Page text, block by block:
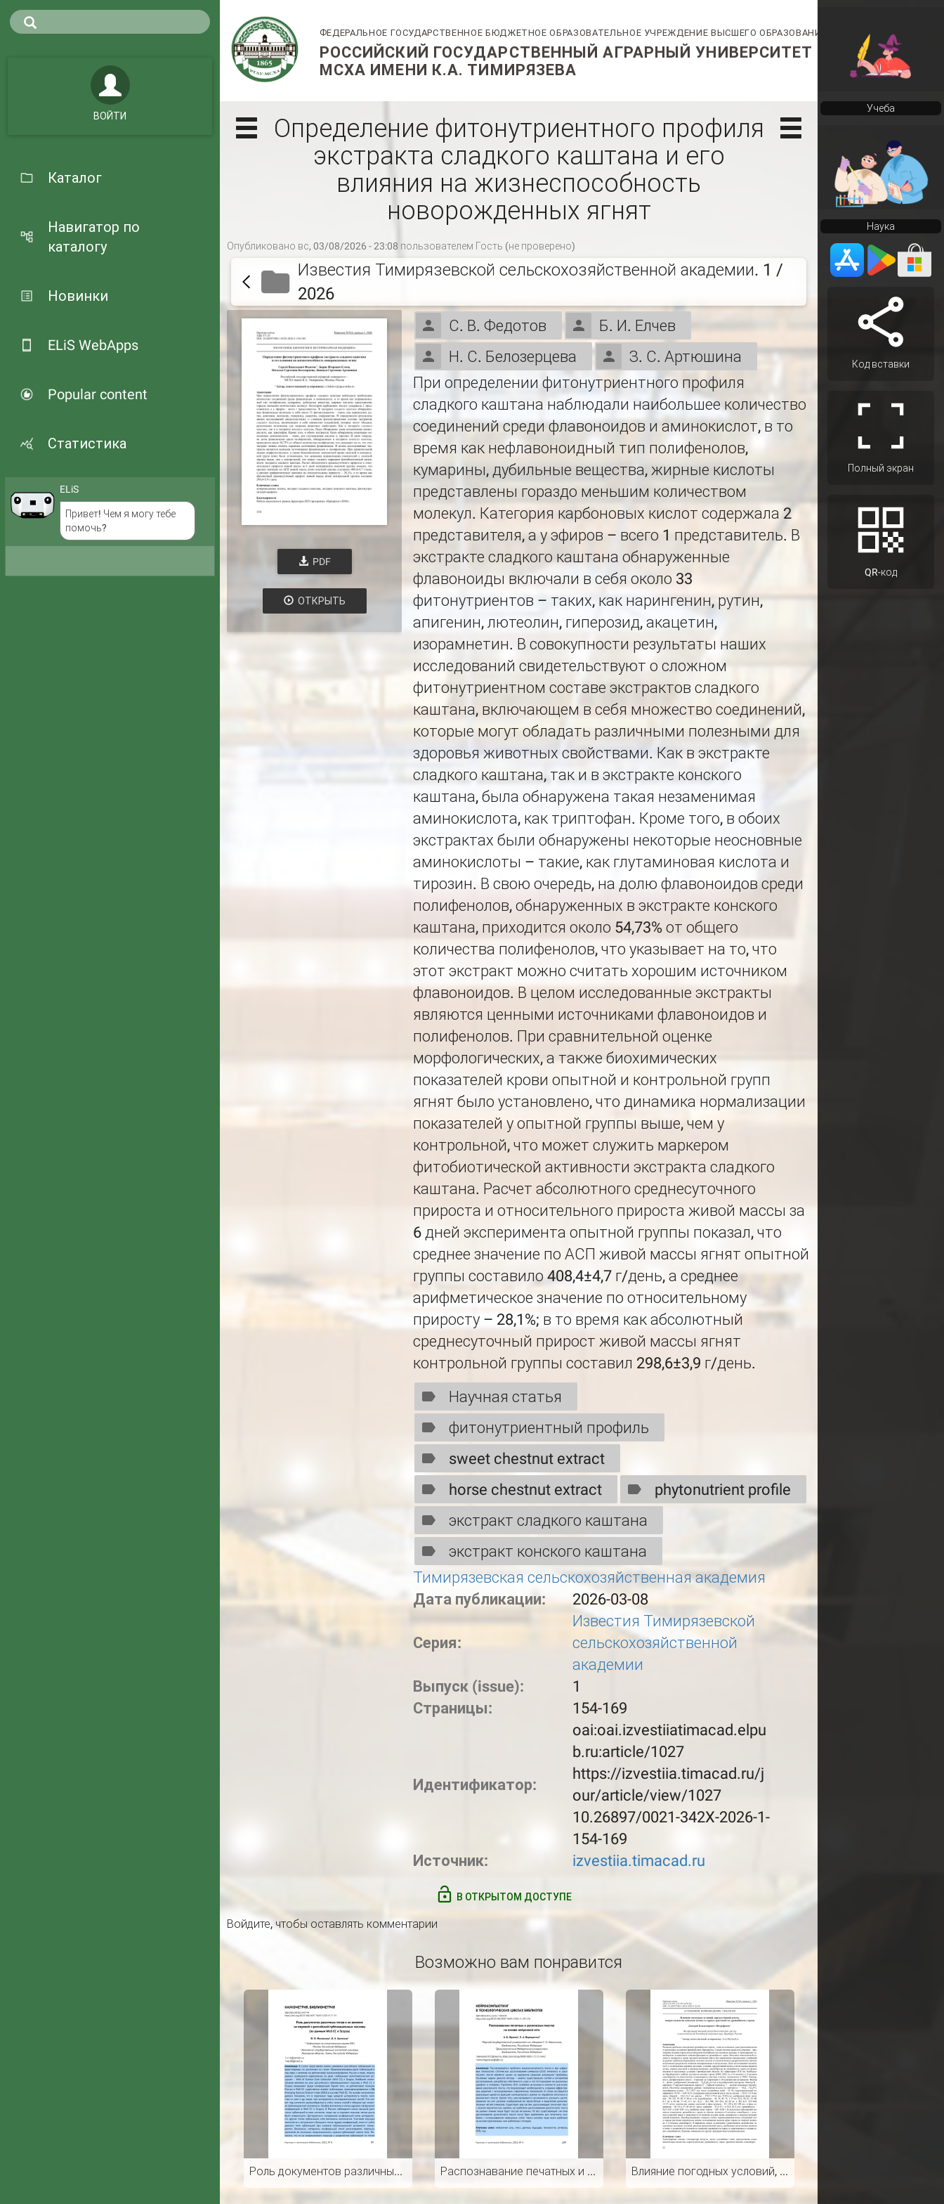
ВОЙТИ
Каталог
Навигатор по
каталогу
Новинки
ELiS WebApps
Popular content
Статистика
ELiS
Привет! Чем я могу тебе
помочь?
Определение фитонутриентного профиля
экстракта сладкого каштана и его
влияния на жизнеспособность
новорожденных ягнят
Опубликовано вс, 03/08/2026 - 23:08 пользователем Гость (не проверено)
Известия Тимирязевской сельскохозяйственной академии. 1 /
2026
PDF
ОТКРЫТЬ
С. В. Федотов
Б. И. Елчев
Н. С. Белозерцева
З. С. Артюшина
При определении фитонутриентного профиля
сладкого каштана наблюдали наибольшее количество
соединений среди флавоноидов и аминокислот, в то
время как нефлавоноидный тип полифенолов,
кумарины, дубильные вещества, жирные кислоты
представлены гораздо меньшим количеством
молекул. Категория карбоновых кислот содержала 2
представителя, а у эфиров – всего 1 представитель. В
экстракте сладкого каштана обнаруженные
флавоноиды включали в себя около 33
фитонутриентов – таких, как нарингенин, рутин,
апигенин, лютеолин, гиперозид, акацетин,
изорамнетин. В совокупности результаты наших
исследований свидетельствуют о сложном
фитонутриентном составе экстрактов сладкого
каштана, включающем в себя множество соединений,
которые могут обладать различными полезными для
здоровья животных свойствами. Как в экстракте
сладкого каштана, так и в экстракте конского
каштана, была обнаружена такая незаменимая
аминокислота, как триптофан. Кроме того, в обоих
экстрактах были обнаружены некоторые неосновные
аминокислоты – такие, как глутаминовая кислота и
тирозин. В свою очередь, на долю флавоноидов среди
полифенолов, обнаруженных в экстракте конского
каштана, приходится около 54,73% от общего
количества полифенолов, что указывает на то, что
этот экстракт можно считать хорошим источником
флавоноидов. В целом исследованные экстракты
являются ценными источниками флавоноидов и
полифенолов. При сравнительной оценке
морфологических, а также биохимических
показателей крови опытной и контрольной групп
ягнят было установлено, что динамика нормализации
показателей у опытной группы выше, чем у
контрольной, что может служить маркером
фитобиотической активности экстракта сладкого
каштана. Расчет абсолютного среднесуточного
прироста и относительного прироста живой массы за
6 дней эксперимента опытной группы показал, что
среднее значение по АСП живой массы ягнят опытной
группы составило 408,4±4,7 г/день, а среднее
арифметическое значение по относительному
приросту – 28,1%; в то время как абсолютный
среднесуточный прирост живой массы ягнят
контрольной группы составил 298,6±3,9 г/день.
Научная статья
фитонутриентный профиль
sweet chestnut extract
horse chestnut extract
phytonutrient profile
экстракт сладкого каштана
экстракт конского каштана
Тимирязевская сельскохозяйственная академия
Дата публикации:
2026-03-08
Серия:
Известия Тимирязевской
сельскохозяйственной
академии
Выпуск (issue):
1
Страницы:
154-169
Идентификатор:
oai:oai.izvestiiatimacad.elpu
b.ru:article/1027
https://izvestiia.timacad.ru/j
our/article/view/1027
10.26897/0021-342X-2026-1-
154-169
Источник:
izvestiia.timacad.ru
В ОТКРЫТОМ ДОСТУПЕ
Войдите, чтобы оставлять комментарии
Возможно вам понравится
Роль документов различных типов и их влияние на мировой и российский публикационные массивы (по данным WoS CC и Scopus) Распознавание печатных и рукописных текстов на основе нейронной сети Влияние погодных условий, продуктивной влаги, макроэлементов питания почвы и сорных растений на урожайность гороха
Учеба
Наука
Код вставки
Полный экран
QR-код